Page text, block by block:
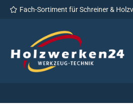
Hauptinhalt springen
Zur Suche springen
Zur Hauptnavigation springen
Fach-Sortiment für Schreiner &